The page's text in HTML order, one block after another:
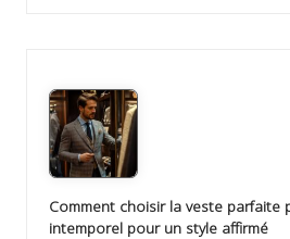
Comment choisir la veste parfaite
intemporel pour un style affirmé